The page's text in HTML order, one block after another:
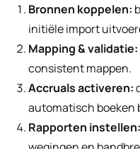
Bronnen koppelen:
initiële import
Mapping & validatie:
consistent mappen.
Accruals activeren:
automatisch boeken
Rapporten instellen: